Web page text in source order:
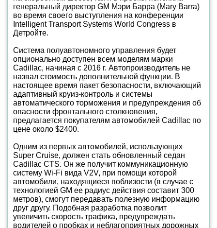
генеральный директор GM Мэри Барра (Mary Barra)
во время своего выступления на конференции
Intelligent Transport Systems World Congress в
Детройте.
Система полуавтономного управления будет
опционально доступен всем моделям марки
Cadillac, начиная с 2016 г. Автопроизводитель не
назвал стоимость дополнительной функции. В
настоящее время пакет безопасности, включающий
адаптивный круиз-контроль и системы
автоматического торможения и предупреждения об
опасности фронтального столкновения,
предлагается покупателям автомобилей Cadillac по
цене около $2400.
Одним из первых автомобилей, использующих
Super Cruise, должен стать обновленный седан
Cadillac CTS. Он же получит коммуникационную
систему Wi-Fi вида V2V, при помощи которой
автомобили, находящиеся поблизости (в случае с
технологией GM ее радиус действия составит 300
метров), смогут передавать полезную информацию
друг другу. Подобная разработка позволит
увеличить скорость трафика, предупреждать
водителей о пробках и неблагоприятных дорожных